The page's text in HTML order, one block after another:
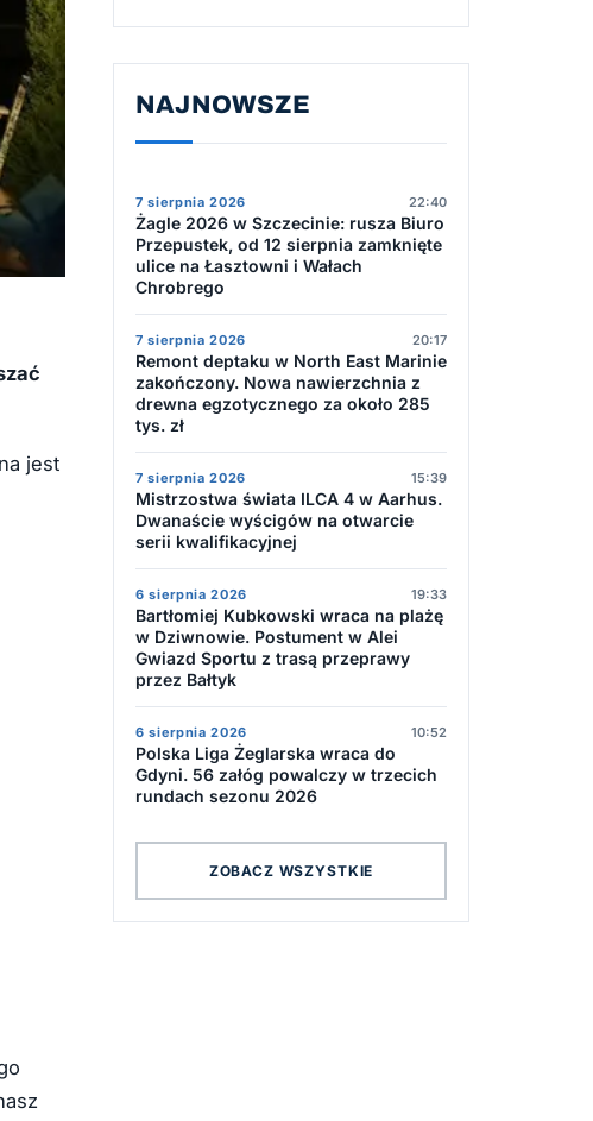
jest
NAJNOWSZE
7 sierpnia 2026 22:40
Żagle 2026 w Szczecinie: rusza Biuro
Przepustek, od 12 sierpnia zamknięte
ulice na Łasztowni i Wałach
Chrobrego
7 sierpnia 2026 20:17
Remont deptaku w North East Marinie
zakończony. Nowa nawierzchnia z
drewna egzotycznego za około 285
tys. zł
7 sierpnia 2026 15:39
Mistrzostwa świata ILCA 4 w Aarhus.
Dwanaście wyścigów na otwarcie
serii kwalifikacyjnej
6 sierpnia 2026 19:33
Bartłomiej Kubkowski wraca na plażę
w Dziwnowie. Postument w Alei
Gwiazd Sportu z trasą przeprawy
przez Bałtyk
6 sierpnia 2026 10:52
Polska Liga Żeglarska wraca do
Gdyni. 56 załóg powalczy w trzecich
rundach sezonu 2026
ZOBACZ WSZYSTKIE